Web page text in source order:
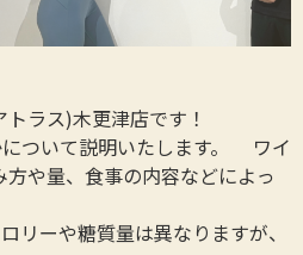
ラス)木更津店です！
ついて説明いたします。 ワイ
や量、食事の内容などによっ
リーや糖質量は異なりますが、